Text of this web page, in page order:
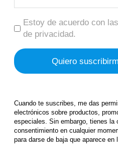
Estoy de acuerdo con
de privacidad.
Cuando te suscribes, me das
electrónicos sobre productos,
especiales. Sin embargo, tienes la
consentimiento en cualquier
para darse de baja que aparece en